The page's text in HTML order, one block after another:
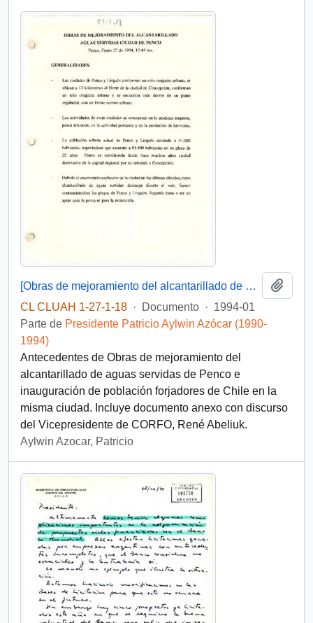
[Obras de mejoramiento del alcantarillado de aguas servidas de Penco e inauguración de población forjadores de Chile-Penco]
CL CLUAH 1-27-1-18 · Documento · 1994-01
Parte de Presidente Patricio Aylwin Azócar (1990-
1994)
Antecedentes de Obras de mejoramiento del
alcantarillado de aguas servidas de Penco e
inauguración de población forjadores de Chile en la
misma ciudad. Incluye documento anexo con discurso
del Vicepresidente de CORFO, René Abeliuk.
Aylwin Azocar, Patricio